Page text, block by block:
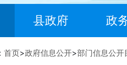
县政府 政
首页>政府信息公开>部门信息公开